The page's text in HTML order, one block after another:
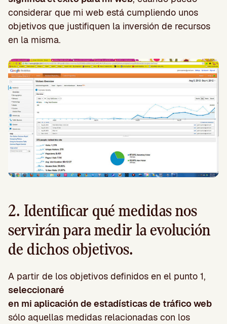
considerar que mi web está cumpliendo unos
objetivos que justifiquen la inversión de recursos
en la misma.
2. Identificar qué medidas nos
servirán para medir la evolución
de dichos objetivos.
A partir de los objetivos definidos en el punto 1,
seleccionaré
en mi aplicación de estadísticas de tráfico web
sólo aquellas medidas relacionadas con los